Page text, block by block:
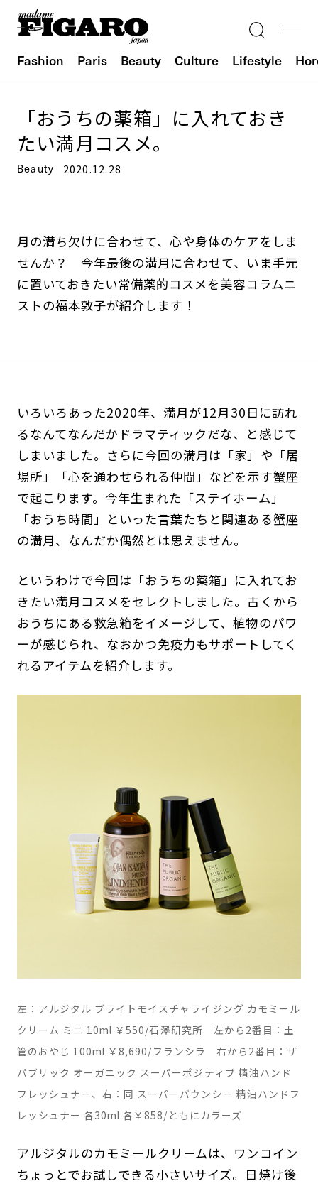
Fashion Paris Beauty Culture Lifestyle
「おうちの薬箱」に入れておき
たい満月コスメ。
Beauty 2020.12.28
月の満ち欠けに合わせて、心や身体のケアをしま
せんか？ 今年最後の満月に合わせて、いま手元
に置いておきたい常備薬的コスメを美容コラムニ
ストの福本敦子が紹介します！
いろいろあった2020年、満月が12月30日に訪れ
るなんてなんだかドラマティックだな、と感じて
しまいました。さらに今回の満月は「家」や「居
場所」「心を通わせられる仲間」などを示す蟹座
で起こります。今年生まれた「ステイホーム」
「おうち時間」といった言葉たちと関連ある蟹座
の満月、なんだか偶然とは思えません。
というわけで今回は「おうちの薬箱」に入れてお
きたい満月コスメをセレクトしました。古くから
おうちにある救急箱をイメージして、植物のパワ
ーが感じられ、なおかつ免疫力もサポートしてく
れるアイテムを紹介します。
左：アルジタル ブライトモイスチャライジング カモミール
クリーム ミニ 10ml ￥550/石澤研究所 左から2番目：土
管のおやじ 100ml ￥8,690/フランシラ 右から2番目：ザ
パブリック オーガニック スーパーポジティブ 精油ハンド
フレッシュナー、右：同 スーパーバウンシー 精油ハンドフ
レッシュナー 各30ml 各￥858/ともにカラーズ
アルジタルのカモミールクリームは、ワンコイン
ちょっとでお試しできる小さいサイズ。日焼け後